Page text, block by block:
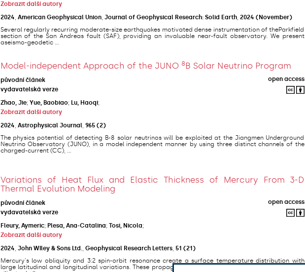
Zobrazit další autory
2024 American Geophysical Union, Journal of Geophysical Research: Solid Earth, 2024 (November)
Several regularly recurring moderate-size earthquakes motivated dense instrumentation of theParkfield
section of the San Andreas fault (SAF), providing an invaluable near-fault observatory. We present
aseismo-geodetic ...
Model-independent Approach of the JUNO 8B Solar Neutrino Program
původní článek
open access
vydavatelská verze
Zhao, Jie; Yue, Baobiao; Lu, Haoqi;
Zobrazit další autory
2024 Astrophysical Journal, 965 (2)
The physics potential of detecting B-8 solar neutrinos will be exploited at the Jiangmen Underground
Neutrino Observatory (JUNO), in a model independent manner by using three distinct channels of the
charged-current (CC), ...
Variations of Heat Flux and Elastic Thickness of Mercury From 3-D
Thermal Evolution Modeling
původní článek
open access
vydavatelská verze
Fleury, Aymeric; Plesa, Ana-Catalina; Tosi, Nicola;
Zobrazit další autory
2024 John WIley & Sons Ltd., Geophysical Research Letters, 51 (21)
Mercury's low obliquity and 3:2 spin-orbit resonance create a surface temperature distribution with
large latitudinal and longitudinal variations. These propagate via thermal conduction through the thin